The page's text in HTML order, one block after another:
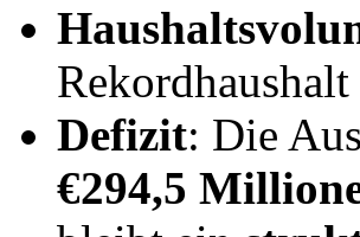
Defizit: Die
€294,5